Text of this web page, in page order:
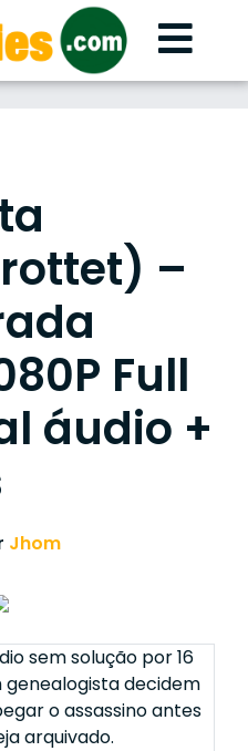
–
Full
áudio +
Jhom
sem solução por 16
genealogista decidem
o assassino antes
arquivado.